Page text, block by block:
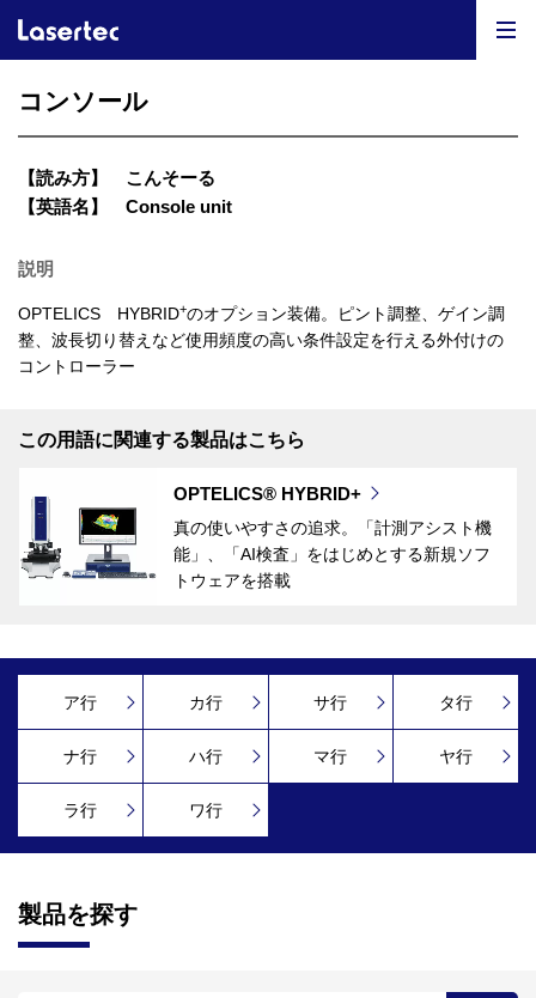
コンソール
【読み方】
こんそーる
【英語名】
Console unit
説明
OPTELICS HYBRID+のオプション装備。ピント調整、ゲイン調
整、波長切り替えなど使用頻度の高い条件設定を行える外付けの
コントローラー
この用語に関連する製品はこちら
OPTELICS® HYBRID+
真の使いやすさの追求。「計測アシスト機
能」、「AI検査」をはじめとする新規ソフ
トウェアを搭載
ア行 カ行 サ行 タ行
ナ行 ハ行 マ行 ヤ行
ラ行 ワ行
製品を探す